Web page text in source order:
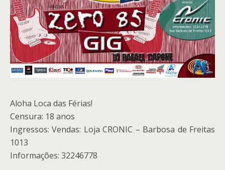
Aloha Loca das Férias!
Censura: 18 anos
Ingressos: Vendas: Loja CRONIC – Barbosa de Freitas
1013
Informações: 32246778